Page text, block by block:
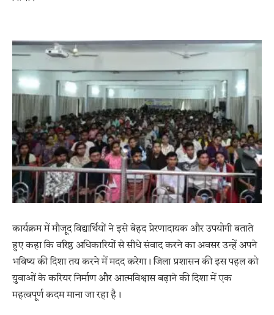
कार्यक्रम में मौजूद विद्यार्थियों ने इसे बेहद प्रेरणादायक और उपयोगी बताते
हुए कहा कि वरिष्ठ अधिकारियों से सीधे संवाद करने का अवसर उन्हें अपने
भविष्य की दिशा तय करने में मदद करेगा। जिला प्रशासन की इस पहल को
युवाओं के करियर निर्माण और आत्मविश्वास बढ़ाने की दिशा में एक
महत्वपूर्ण कदम माना जा रहा है।